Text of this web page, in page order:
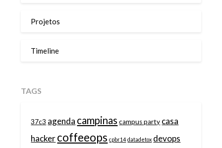
Projetos
Timeline
TAGS
37c3 agenda campinas campus party casa
hackercoffeeops cpbr14 datadetox devops